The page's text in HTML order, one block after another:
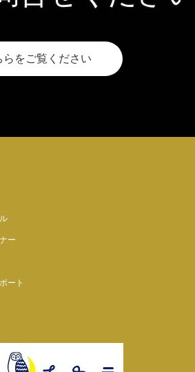
らをご覧ください
ー
ート